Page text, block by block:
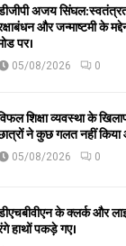
अजय
और जन्माष्टमी के
पर।
05/08/2026 0
शिक्षा व्यवस्था के
ने कुछ गलत नहीं किया
05/08/2026 0
के क्लर्क और
हाथों पकड़े गए।